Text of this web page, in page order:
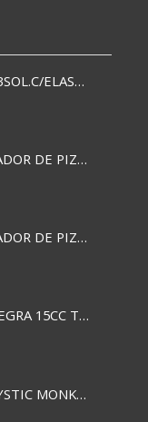
CARPETA PRESSPHAN 3SOL.C/ELAST MARRON A4 P01A
TINTA TRABI P/ MARCADOR DE PIZARRA x30ml AZUL
TINTA TRABI P/ MARCADOR DE PIZARRA x30ml ROJO
TINTA CHINA TRABI NEGRA 15CC TR3460
BOLSA PAPEL FTSIA MYSTIC MONKEY 14/08/20